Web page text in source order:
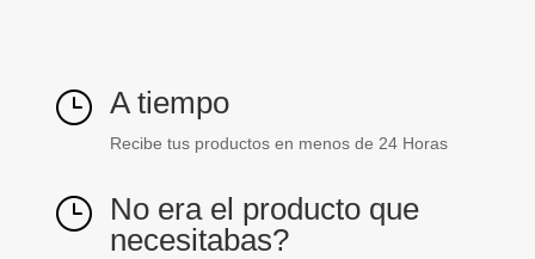
} A tiempo
Recibe tus productos en menos de 24 Horas
} No era el producto que
necesitabas?